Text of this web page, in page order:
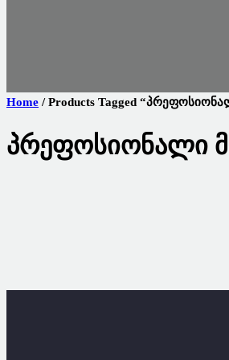
Home / Products Tagged
Პრეფოსიონალი